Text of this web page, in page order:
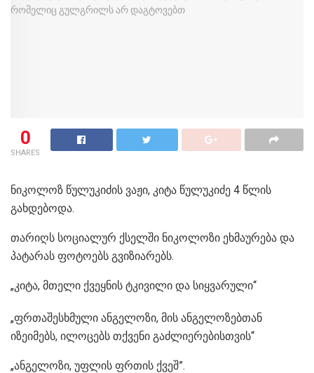
0
SHARES
ნიკოლოზ წულუკიძის ვაჟი, კიტა წულუკიძე 4 წლის
გახდებოდა.
თარიღს სოციალურ ქსელში ნიკოლოზი ეხმაურება და
პატარას ფოტოებს გვიზიარებს.
„კიტა, მთელი ქვეყნის ტკივილი და სიყვარული“
„ფრთაშესხმული ანგელოზი, მის ანგელოზებთან
იზეიმებს, ილოცებს თქვენი გაძლიერებისთვის“
„ანგელოზი, უფლის ფრთის ქვეშ”.